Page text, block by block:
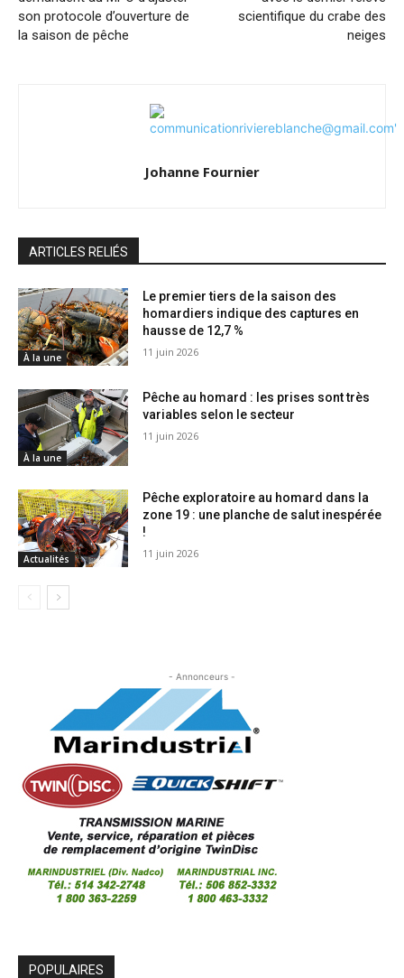
son protocole d’ouverture de
la saison de pêche
scientifique du crabe des
neiges
Johanne Fournier
ARTICLES RELIÉS
À la une
Le premier tiers de la saison des
homardiers indique des captures en
hausse de 12,7 %
11 juin 2026
À la une
Pêche au homard : les prises sont très
variables selon le secteur
11 juin 2026
Actualités
Pêche exploratoire au homard dans la
zone 19 : une planche de salut inespérée
!
11 juin 2026
- Annonceurs -
POPULAIRES